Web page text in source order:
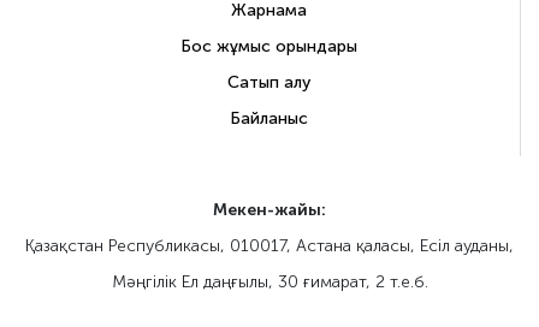
Жарнама
Бос жұмыс орындары
Сатып алу
Байланыс
Мекен-жайы:
Қазақстан Республикасы, 010017, Астана қаласы, Eсіл ауданы,
Мәңгілік Ел даңғылы, 30 ғимарат, 2 т.е.б.